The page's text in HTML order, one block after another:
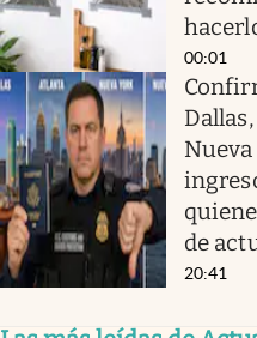
00:01
Nueva
de
20:41